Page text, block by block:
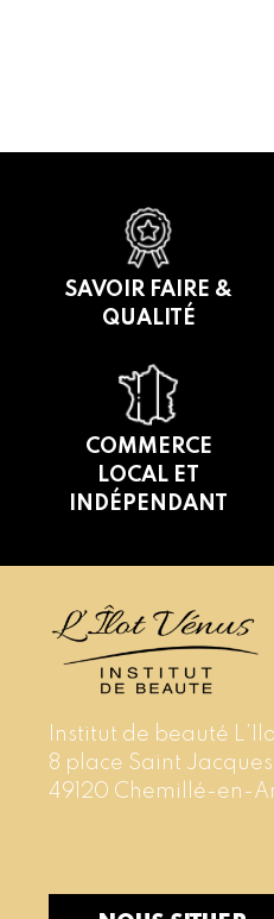
SAVOIR FAIRE &
QUALITÉ
COMMERCE
LOCAL ET
INDÉPENDANT
Institut de beauté
8 place Saint Jacques
49120 Chemillé-en-